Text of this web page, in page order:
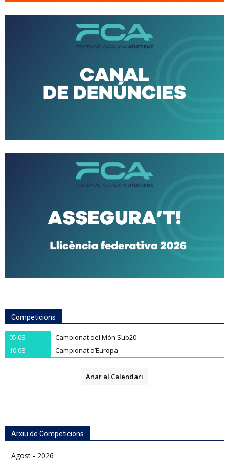
Competicions
05.08
Campionat del Món Sub20
10.08
Campionat d’Europa
Anar al Calendari
Arxiu de Competicions
Agost - 2026